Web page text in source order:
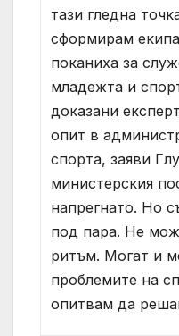
тази гледна
сформирам
поканиха за
младежта и
доказани
опит в
спорта, заяви
министерския
напрегнато. Но
под пара. Не
ритъм. Могат и
проблемите на
опитвам да